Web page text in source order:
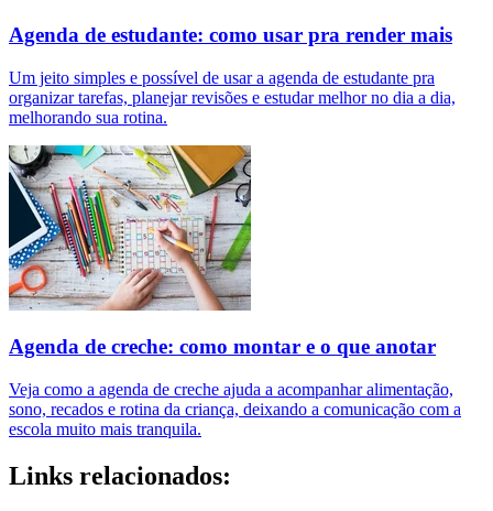
Agenda de estudante: como usar pra render mais
Um jeito simples e possível de usar a agenda de estudante pra
organizar tarefas, planejar revisões e estudar melhor no dia a dia,
melhorando sua rotina.
Agenda de creche: como montar e o que anotar
Veja como a agenda de creche ajuda a acompanhar alimentação,
sono, recados e rotina da criança, deixando a comunicação com a
escola muito mais tranquila.
Links relacionados: